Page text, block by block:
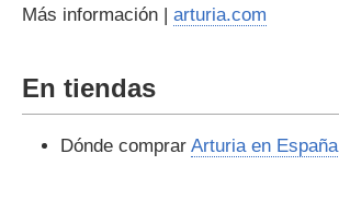
Más información | arturia.com
En tiendas
Dónde comprar Arturia en España